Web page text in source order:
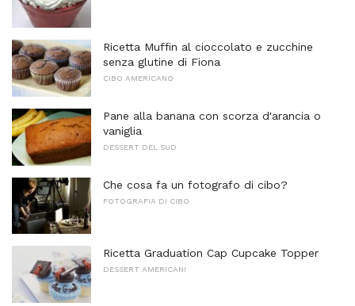
Ricetta Muffin al cioccolato e zucchine
senza glutine di Fiona
CIBO AMERICANO
Pane alla banana con scorza d'arancia o
vaniglia
DESSERT DEL SUD
Che cosa fa un fotografo di cibo?
FOTOGRAFIA DI CIBO
Ricetta Graduation Cap Cupcake Topper
DESSERT AMERICANI